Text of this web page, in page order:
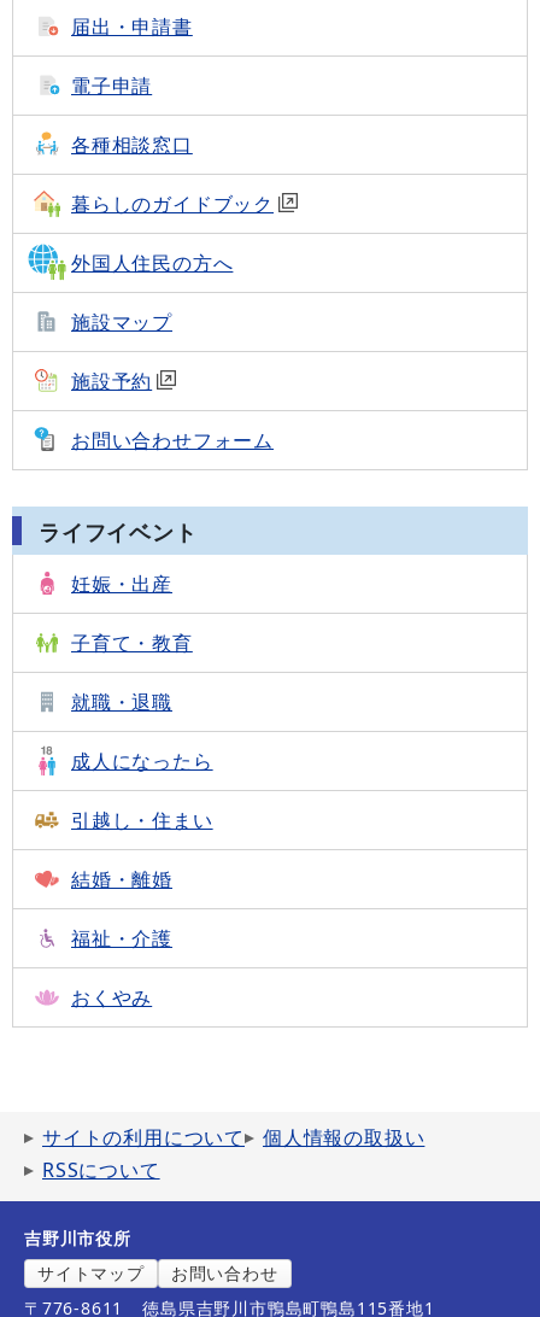
届出・申請書
電子申請
各種相談窓口
暮らしのガイドブック
外国人住民の方へ
施設マップ
施設予約
お問い合わせフォーム
ライフイベント
妊娠・出産
子育て・教育
就職・退職
成人になったら
引越し・住まい
結婚・離婚
福祉・介護
おくやみ
サイトの利用について
個人情報の取扱い
RSSについて
吉野川市役所
サイトマップ
お問い合わせ
〒776-8611
徳島県吉野川市鴨島町鴨島115番地1